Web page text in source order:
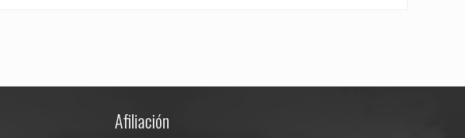
Afiliación